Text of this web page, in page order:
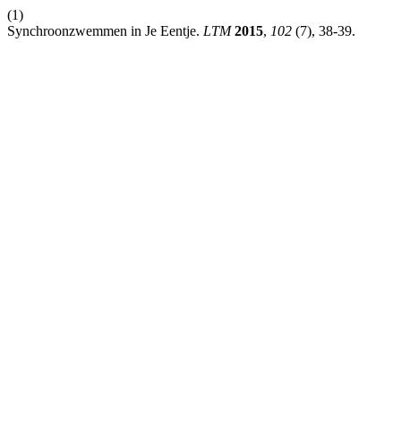
(1)
Synchroonzwemmen in Je Eentje. LTM 2015, 102 (7), 38-39.